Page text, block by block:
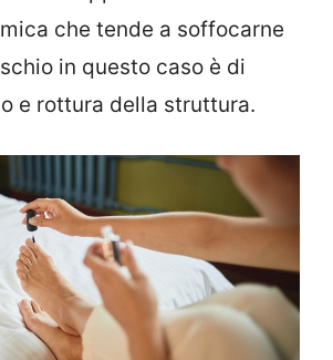
che tende a soffocarne
in questo caso è di
e rottura della struttura.